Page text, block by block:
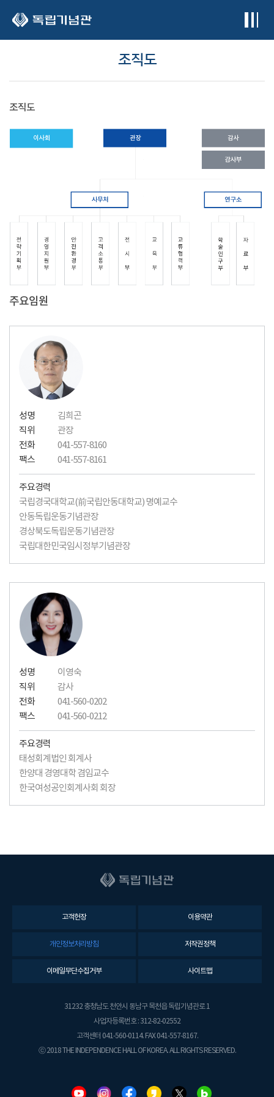
조직도
조직도
주요임원
성명
김희곤
직위
관장
전화
041-557-8160
팩스
041-557-8161
주요경력
국립경국대학교(前국립안동대학교) 명예교수
안동독립운동기념관장
경상북도독립운동기념관장
국립대한민국임시정부기념관장
성명
이영숙
직위
감사
전화
041-560-0202
팩스
041-560-0212
주요경력
태성회계법인 회계사
한양대 경영대학 겸임교수
한국여성공인회계사회 회장
고객헌장 이용약관
개인정보처리방침 저작권정책
이메일무단수집거부 사이트맵
31232 충청남도 천안시 동남구 목천읍 독립기념관로 1
사업자등록번호 : 312-82-02552
고객센터 041-560-0114. FAX 041-557-8167.
ⓒ 2018 THE INDEPENDENCE HALL OF KOREA. ALL RIGHTS RESERVED.